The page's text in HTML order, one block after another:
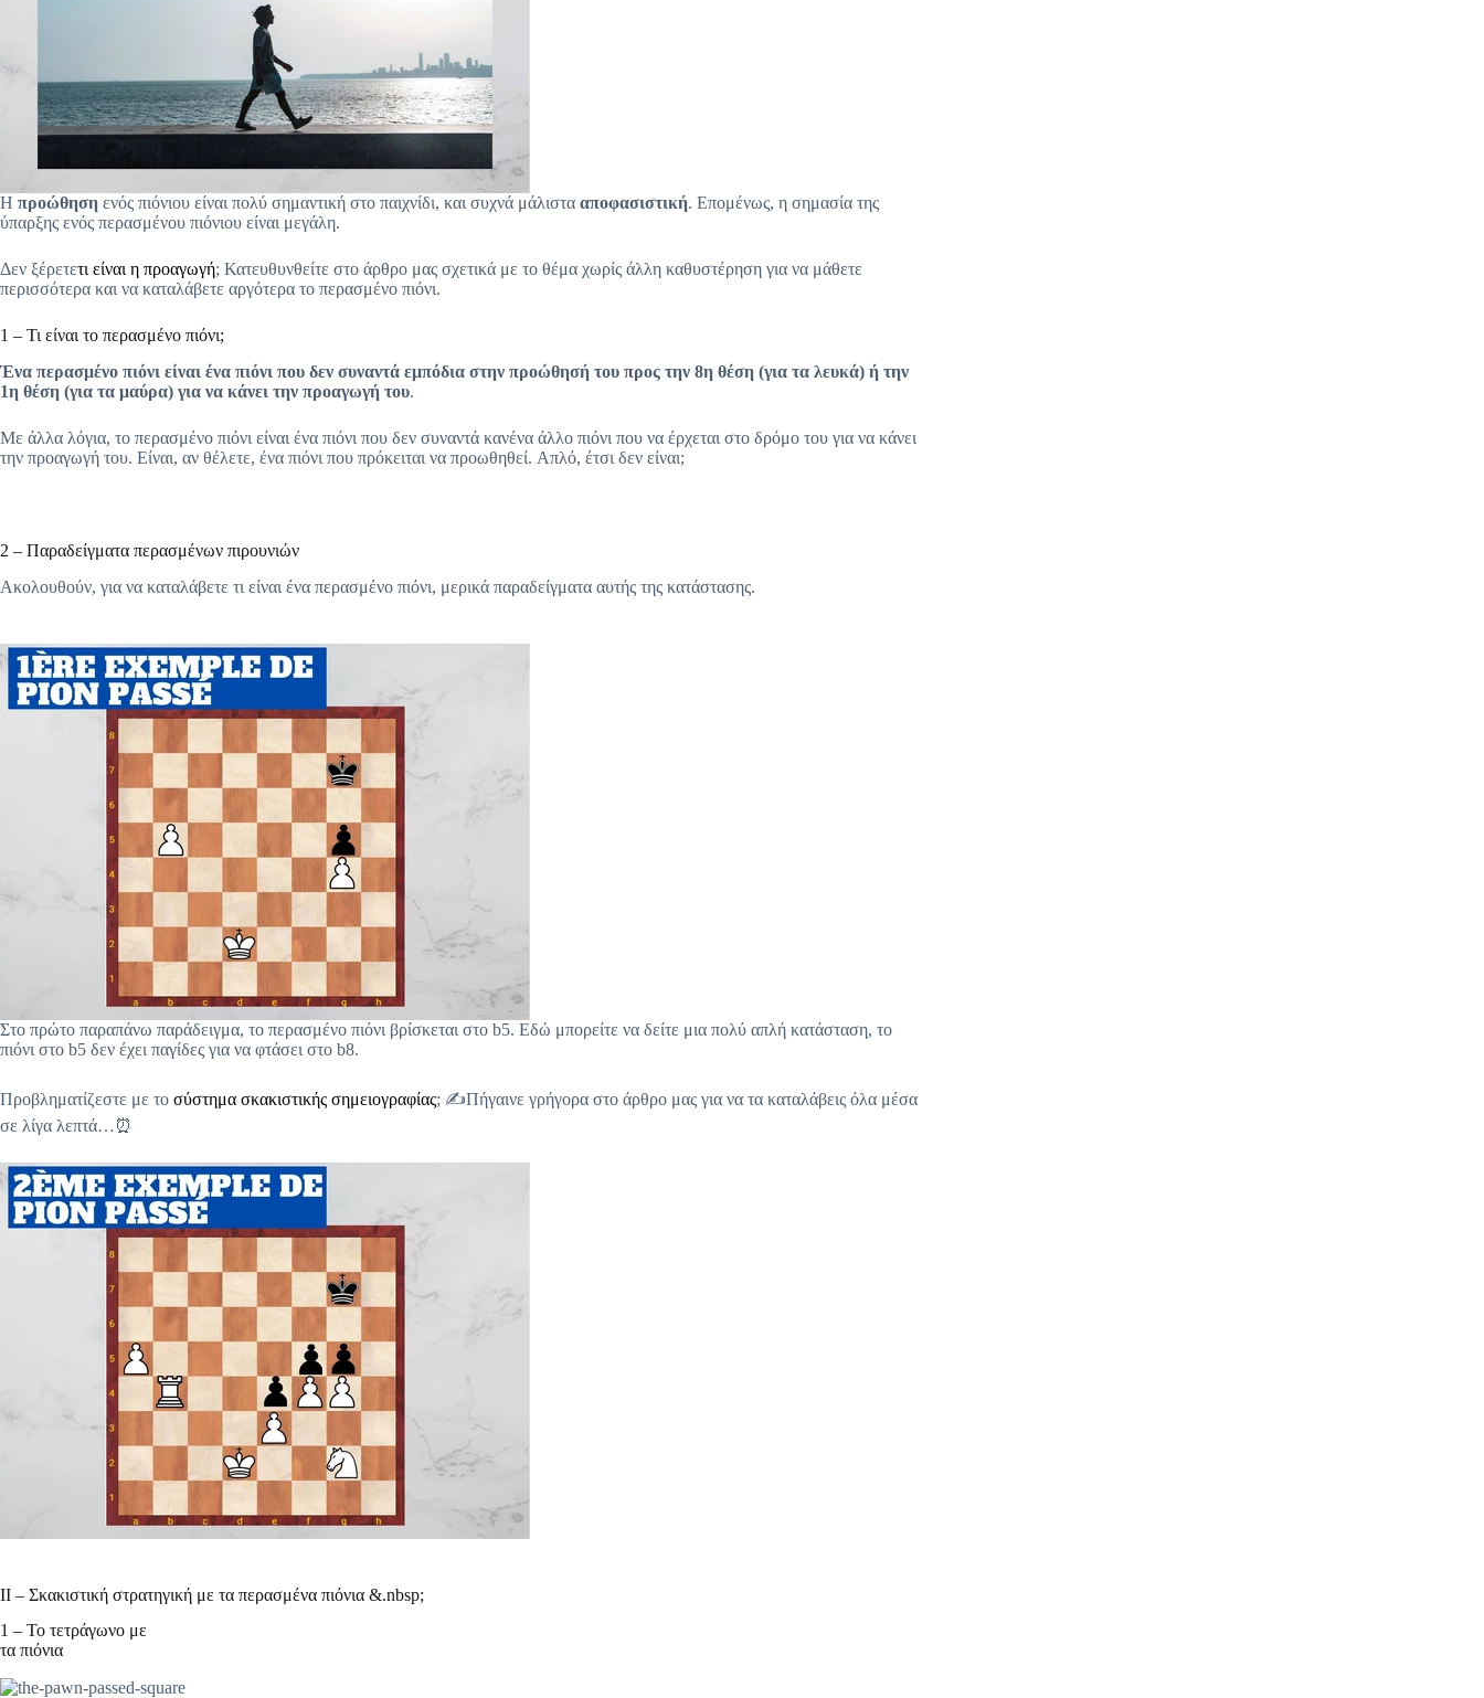
Η προώθηση ενός πιόνιου είναι πολύ σημαντική στο παιχνίδι, και συχνά μάλιστα αποφασιστική. Επομένως, η σημασία της
ύπαρξης ενός περασμένου πιόνιου είναι μεγάλη.
Δεν ξέρετετι είναι η προαγωγή; Κατευθυνθείτε στο άρθρο μας σχετικά με το θέμα χωρίς άλλη καθυστέρηση για να μάθετε
περισσότερα και να καταλάβετε αργότερα το περασμένο πιόνι.
1 – Τι είναι το περασμένο πιόνι;
Ένα περασμένο πιόνι είναι ένα πιόνι που δεν συναντά εμπόδια στην προώθησή του προς την 8η θέση (για τα λευκά) ή την
1η θέση (για τα μαύρα) για να κάνει την προαγωγή του.
Με άλλα λόγια, το περασμένο πιόνι είναι ένα πιόνι που δεν συναντά κανένα άλλο πιόνι που να έρχεται στο δρόμο του για να κάνει
την προαγωγή του. Είναι, αν θέλετε, ένα πιόνι που πρόκειται να προωθηθεί. Απλό, έτσι δεν είναι;
2 – Παραδείγματα περασμένων πιρουνιών
Ακολουθούν, για να καταλάβετε τι είναι ένα περασμένο πιόνι, μερικά παραδείγματα αυτής της κατάστασης.
Στο πρώτο παραπάνω παράδειγμα, το περασμένο πιόνι βρίσκεται στο b5. Εδώ μπορείτε να δείτε μια πολύ απλή κατάσταση, το
πιόνι στο b5 δεν έχει παγίδες για να φτάσει στο b8.
Προβληματίζεστε με το σύστημα σκακιστικής σημειογραφίας; ✍Πήγαινε γρήγορα στο άρθρο μας για να τα καταλάβεις όλα μέσα
σε λίγα λεπτά…⏰
II – Σκακιστική στρατηγική με τα περασμένα πιόνια &.nbsp;
1 – Το τετράγωνο με
τα πιόνια